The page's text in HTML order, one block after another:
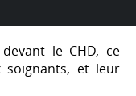
le CHD, ce
et leur